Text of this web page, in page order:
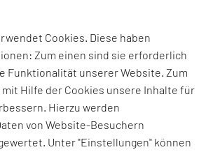
ICH AN
...
Cookies. Diese haben
Zum einen sind sie erforderlich
Funktionalität unserer Website. Zum
Hilfe der Cookies unsere Inhalte für
Hierzu werden
von Website-Besuchern
Unter "Einstellungen" können